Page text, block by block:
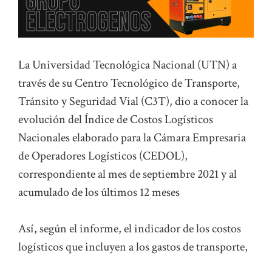
La Universidad Tecnológica Nacional (UTN) a
través de su Centro Tecnológico de Transporte,
Tránsito y Seguridad Vial (C3T), dio a conocer la
evolución del Índice de Costos Logísticos
Nacionales elaborado para la Cámara Empresaria
de Operadores Logísticos (CEDOL),
correspondiente al mes de septiembre 2021 y al
acumulado de los últimos 12 meses
Así, según el informe, el indicador de los costos
logísticos que incluyen a los gastos de transporte,